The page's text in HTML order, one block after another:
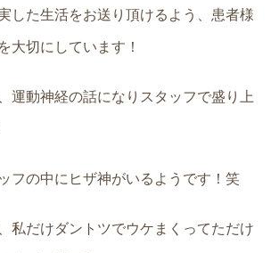
した生活をお送り頂けるよう、患者様
大切にしています！
運動神経の話になりスタッフで盛り上
フの中にヒザ神がいるようです！笑
私だけダントツでウケまくってただけ